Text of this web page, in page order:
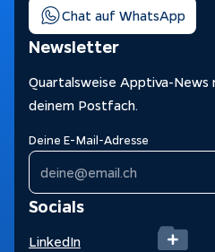
Chat auf WhatsApp
Newsletter
Quartalsweise Apptiva-News
deinem Postfach.
Deine E-Mail-Adresse
Socials
LinkedIn